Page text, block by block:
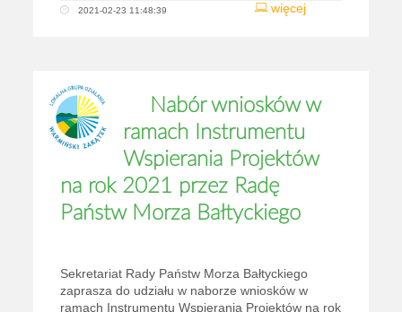
więcej
2021-02-23 11:48:39
Nabór wniosków w
ramach Instrumentu
Wspierania Projektów
na rok 2021 przez Radę
Państw Morza Bałtyckiego
​Sekretariat Rady Państw Morza Bałtyckiego
zaprasza do udziału w naborze wniosków w
ramach Instrumentu Wspierania Projektów na rok